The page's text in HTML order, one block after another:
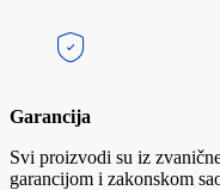
Garancija
Svi proizvodi su iz
garancijom i zakonskom